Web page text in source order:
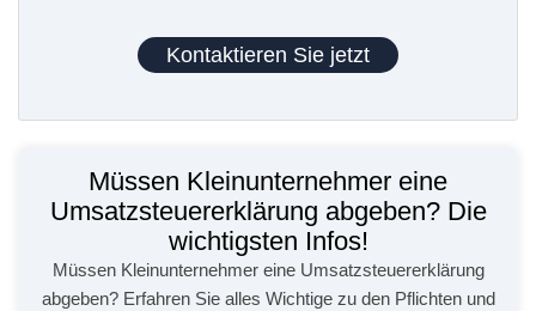
Kontaktieren Sie jetzt
Müssen Kleinunternehmer eine
Umsatzsteuererklärung abgeben? Die
wichtigsten Infos!
Müssen Kleinunternehmer eine Umsatzsteuererklärung
abgeben? Erfahren Sie alles Wichtige zu den Pflichten und